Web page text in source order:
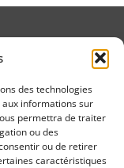
des technologies
informations sur
permettra de traiter
ou des
ou de retirer
caractéristiques
est